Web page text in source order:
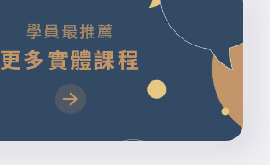
學員最推薦
更多實體課程